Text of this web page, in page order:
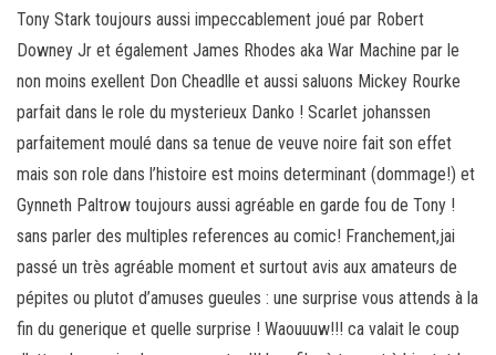
Tony Stark toujours aussi impeccablement joué par Robert
Downey Jr et également James Rhodes aka War Machine par le
non moins exellent Don Cheadlle et aussi saluons Mickey Rourke
parfait dans le role du mysterieux Danko ! Scarlet johanssen
parfaitement moulé dans sa tenue de veuve noire fait son effet
mais son role dans l’histoire est moins determinant (dommage!) et
Gynneth Paltrow toujours aussi agréable en garde fou de Tony !
sans parler des multiples references au comic! Franchement,jai
passé un très agréable moment et surtout avis aux amateurs de
pépites ou plutot d’amuses gueules : une surprise vous attends à la
fin du generique et quelle surprise ! Waouuuw!!! ca valait le coup